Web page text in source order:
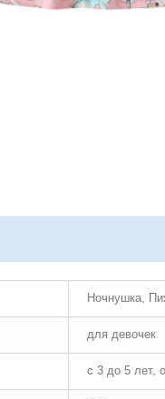
Ночнушка,
для девочек
с 3 до 5 лет,